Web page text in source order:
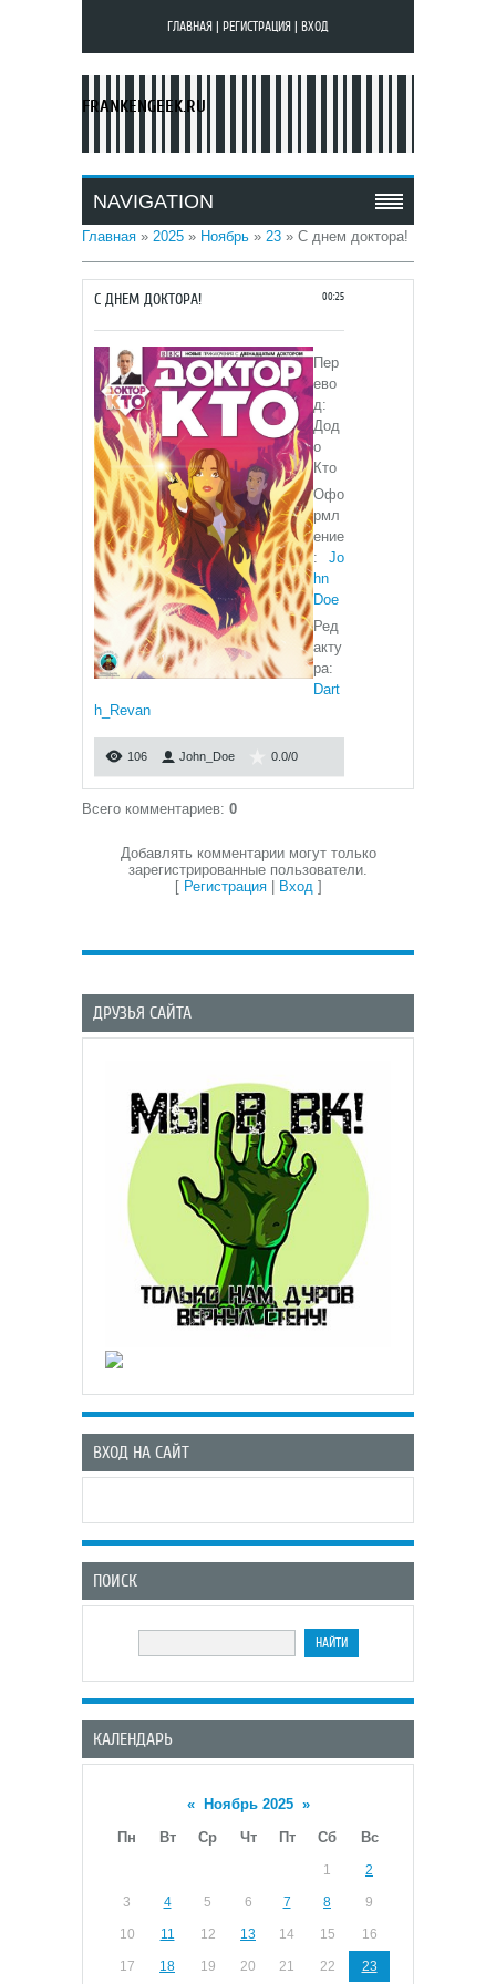
ГЛАВНАЯ РЕГИСТРАЦИЯ ВХОД
FRANKENGEEK.RU
NAVIGATION
Главная » 2025 » Ноябрь » 23 » С днем доктора!
00:25
С ДНЕМ ДОКТОРА!
Пер
ево
д:
Дод
о
Кто
Офо
рмл
ение
: Jo
hn
Doe
Ред
акту
ра:
Dart
h_Revan
106 John_Doe 0.0/0
Всего комментариев: 0
Добавлять комментарии могут только
зарегистрированные пользователи.
[ Регистрация| Вход]
ДРУЗЬЯ САЙТА
ВХОД НА САЙТ
ПОИСК
КАЛЕНДАРЬ
« Ноябрь 2025 »
Пн
Вт Ср Чт Пт Сб Вс
1 2
3 4 5 6 7 8 9
10 11 12 13 14 15 16
17 18 19 20 21 22 23